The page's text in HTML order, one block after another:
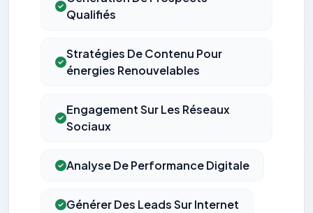
Qualifiés
Stratégies De Contenu Pour
énergies Renouvelables
Engagement Sur Les Réseaux
Sociaux
Analyse De Performance Digitale
Générer Des Leads Sur Internet